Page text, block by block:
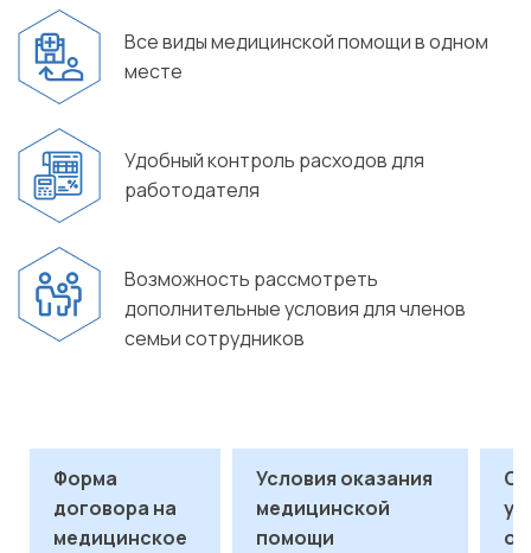
Все виды медицинской помощи в одном
месте
Удобный контроль расходов для
работодателя
Возможность рассмотреть
дополнительные условия для членов
семьи сотрудников
Форма
договора на
медицинское
Условия оказания
медицинской
помощи